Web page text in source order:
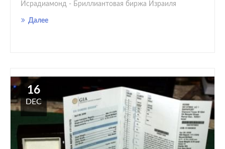
Исрадиамонд - Бриллиантовая биржа Израиля
Далее
16
DEC